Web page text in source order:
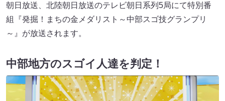
朝日放送、北陸朝日放送のテレビ朝日系列5局にて特別番
組『発掘！まちの金メダリスト～中部スゴ技グランプリ
～』が放送されます。
中部地方のスゴイ人達を判定！